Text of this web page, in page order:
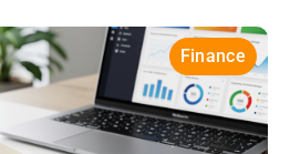
Finance